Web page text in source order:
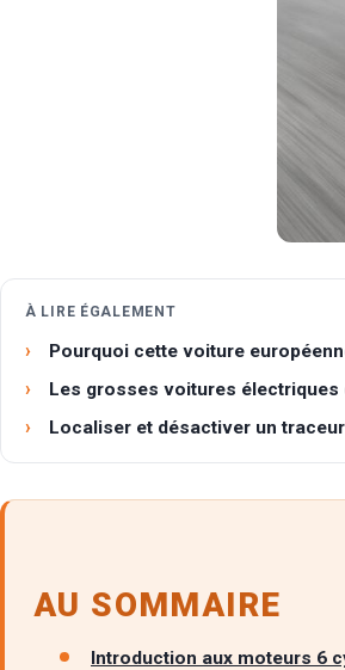
À LIRE ÉGALEMENT
Pourquoi cette voiture
Les grosses voitures électriques
Localiser et désactiver un
AU SOMMAIRE
Introduction aux moteurs 6